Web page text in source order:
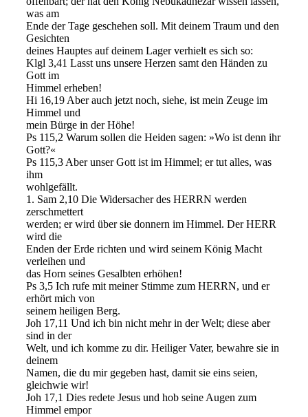
was am
Ende der Tage geschehen soll. Mit deinem Traum und den
Gesichten
deines Hauptes auf deinem Lager verhielt es sich so:
Klgl 3,41 Lasst uns unsere Herzen samt den Händen zu
Gott im
Himmel erheben!
Hi 16,19 Aber auch jetzt noch, siehe, ist mein Zeuge im
Himmel und
mein Bürge in der Höhe!
Ps 115,2 Warum sollen die Heiden sagen: »Wo ist denn ihr
Gott?«
Ps 115,3 Aber unser Gott ist im Himmel; er tut alles, was
ihm
wohlgefällt.
1. Sam 2,10 Die Widersacher des HERRN werden
zerschmettert
werden; er wird über sie donnern im Himmel. Der HERR
wird die
Enden der Erde richten und wird seinem König Macht
verleihen und
das Horn seines Gesalbten erhöhen!
Ps 3,5 Ich rufe mit meiner Stimme zum HERRN, und er
erhört mich von
seinem heiligen Berg.
Joh 17,11 Und ich bin nicht mehr in der Welt; diese aber
sind in der
Welt, und ich komme zu dir. Heiliger Vater, bewahre sie in
deinem
Namen, die du mir gegeben hast, damit sie eins seien,
gleichwie wir!
Joh 17,1 Dies redete Jesus und hob seine Augen zum
Himmel empor